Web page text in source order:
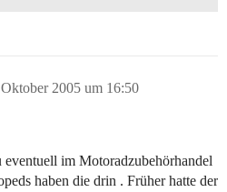
2005 um 16:50
im Motoradzubehörhandel
haben die drin . Früher hatte der